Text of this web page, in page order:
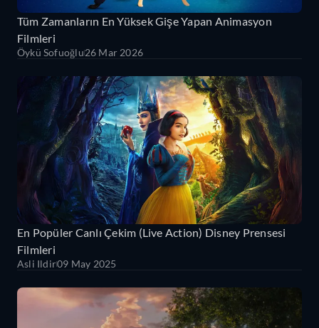
Tüm Zamanların En Yüksek Gişe Yapan Animasyon
Filmleri
Öykü Sofuoğlu26 Mar 2026
En Popüler Canlı Çekim (Live Action) Disney Prensesi
Filmleri
Asli Ildir09 May 2025